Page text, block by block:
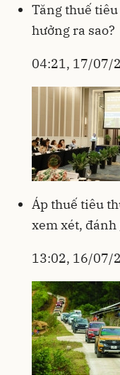
Tăng thuế
hưởng ra sao?
04:21, 17/07/
Áp thuế tiêu
xem xét,
13:02, 16/07/